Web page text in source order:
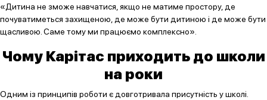
«Дитина не зможе навчатися, якщо не матиме простору, де
почуватиметься захищеною, де може бути дитиною і де може бути
щасливою. Саме тому ми працюємо комплексно».
Чому Карітас приходить до школи
на роки
Одним із принципів роботи є довготривала присутність у школі.